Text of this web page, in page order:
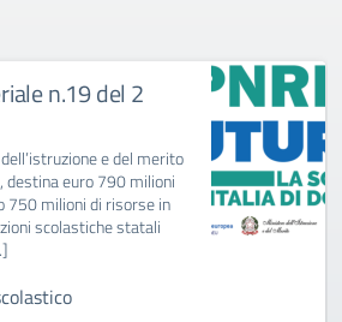
n.19 del 2
e del merito
destina euro 790 milioni
750 milioni di risorse in
scolastiche statali